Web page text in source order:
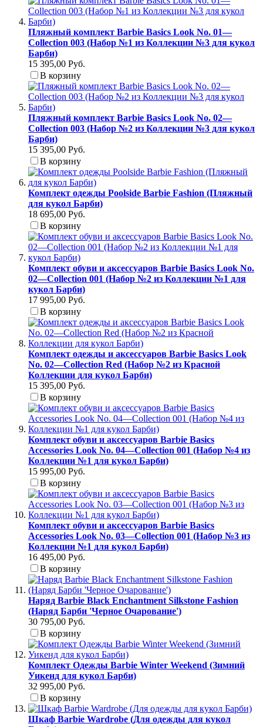
Пляжный комплект Barbie Basics Look No. 01—
Collection 003 (Набор №1 из Коллекции №3 для кукол
Барби)
15 395,00 Руб.
В корзину
Пляжный комплект Barbie Basics Look No. 02—
Collection 003 (Набор №2 из Коллекции №3 для кукол
Барби)
15 395,00 Руб.
В корзину
Комплект одежды Poolside Barbie Fashion (Пляжный
для кукол Барби)
18 695,00 Руб.
В корзину
Комплект обуви и аксессуаров Barbie Basics Look No.
02—Collection 001 (Набор №2 из Коллекции №1 для
кукол Барби)
17 995,00 Руб.
В корзину
Комплект одежды и аксессуаров Barbie Basics Look
No. 02—Collection Red (Набор №2 из Красной
Коллекции для кукол Барби)
15 395,00 Руб.
В корзину
Комплект обуви и аксессуаров Barbie Basics
Accessories Look No. 04—Collection 001 (Набор №4 из
Коллекции №1 для кукол Барби)
15 995,00 Руб.
В корзину
Комплект обуви и аксессуаров Barbie Basics
Accessories Look No. 03—Collection 001 (Набор №3 из
Коллекции №1 для кукол Барби)
16 495,00 Руб.
В корзину
Наряд Barbie Black Enchantment Silkstone Fashion
(Наряд Барби 'Черное Очарование')
30 795,00 Руб.
В корзину
Комплект Одежды Barbie Winter Weekend (Зимний
Уикенд для кукол Барби)
32 995,00 Руб.
В корзину
Шкаф Barbie Wardrobe (Для одежды для кукол